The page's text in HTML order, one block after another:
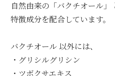
自然由来の「バクチオール」
特徴成分を配合しています。
バクチオール 以外には、
・グリシルグリシン
・ツボクサエキス